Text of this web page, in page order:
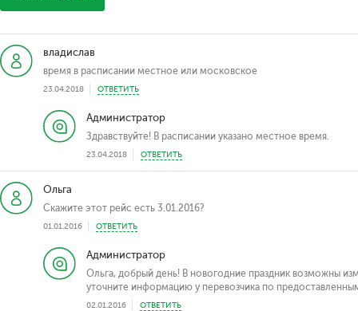
владислав
время в расписании местное или московское
23.04.2018 ОТВЕТИТЬ
Администратор
Здравствуйте! В расписании указано местное время.
23.04.2018 ОТВЕТИТЬ
Ольга
Скажите этот рейс есть 3.01.2016?
01.01.2016 ОТВЕТИТЬ
Администратор
Ольга, добрый день! В новогодние праздник возможны
уточните информацию у перевозчика по
02.01.2016 ОТВЕТИТЬ